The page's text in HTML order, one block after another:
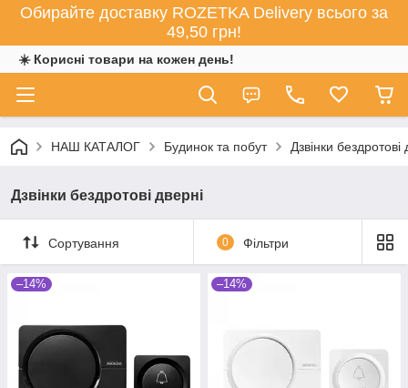
Обирайте доставку ROZETKA Delivery всього за
49,50 грн!
☀️ Корисні товари на кожен день!
НАШ КАТАЛОГ Будинок та побут Дзвінки бездротові
Дзвінки бездротові дверні
Сортування 0 Фільтри
–14% –14%